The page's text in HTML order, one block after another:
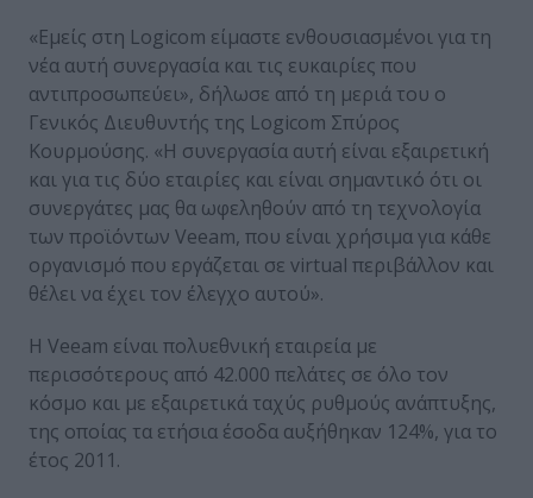
«Εμείς στη Logicom είμαστε ενθουσιασμένοι για τη
νέα αυτή συνεργασία και τις ευκαιρίες που
αντιπροσωπεύει», δήλωσε από τη μεριά του ο
Γενικός Διευθυντής της Logicom Σπύρος
Κουρμούσης. «Η συνεργασία αυτή είναι εξαιρετική
και για τις δύο εταιρίες και είναι σημαντικό ότι οι
συνεργάτες μας θα ωφεληθούν από τη τεχνολογία
των προϊόντων Veeam, που είναι χρήσιμα για κάθε
οργανισμό που εργάζεται σε virtual περιβάλλον και
θέλει να έχει τον έλεγχο αυτού».
Η Veeam είναι πολυεθνική εταιρεία με
περισσότερους από 42.000 πελάτες σε όλο τον
κόσμο και με εξαιρετικά ταχύς ρυθμούς ανάπτυξης,
της οποίας τα ετήσια έσοδα αυξήθηκαν 124%, για το
έτος 2011.